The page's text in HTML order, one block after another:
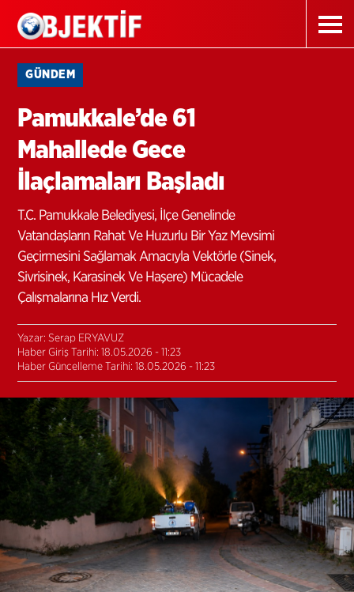
GÜNDEM
Pamukkale’de 61
Mahallede Gece
İlaçlamaları Başladı
T.C. Pamukkale Belediyesi, İlçe Genelinde
Vatandaşların Rahat Ve Huzurlu Bir Yaz Mevsimi
Geçirmesini Sağlamak Amacıyla Vektörle (Sinek,
Sivrisinek, Karasinek Ve Haşere) Mücadele
Çalışmalarına Hız Verdi.
Yazar: Serap ERYAVUZ
Haber Giriş Tarihi: 18.05.2026 - 11:23
Haber Güncelleme Tarihi: 18.05.2026 - 11:23